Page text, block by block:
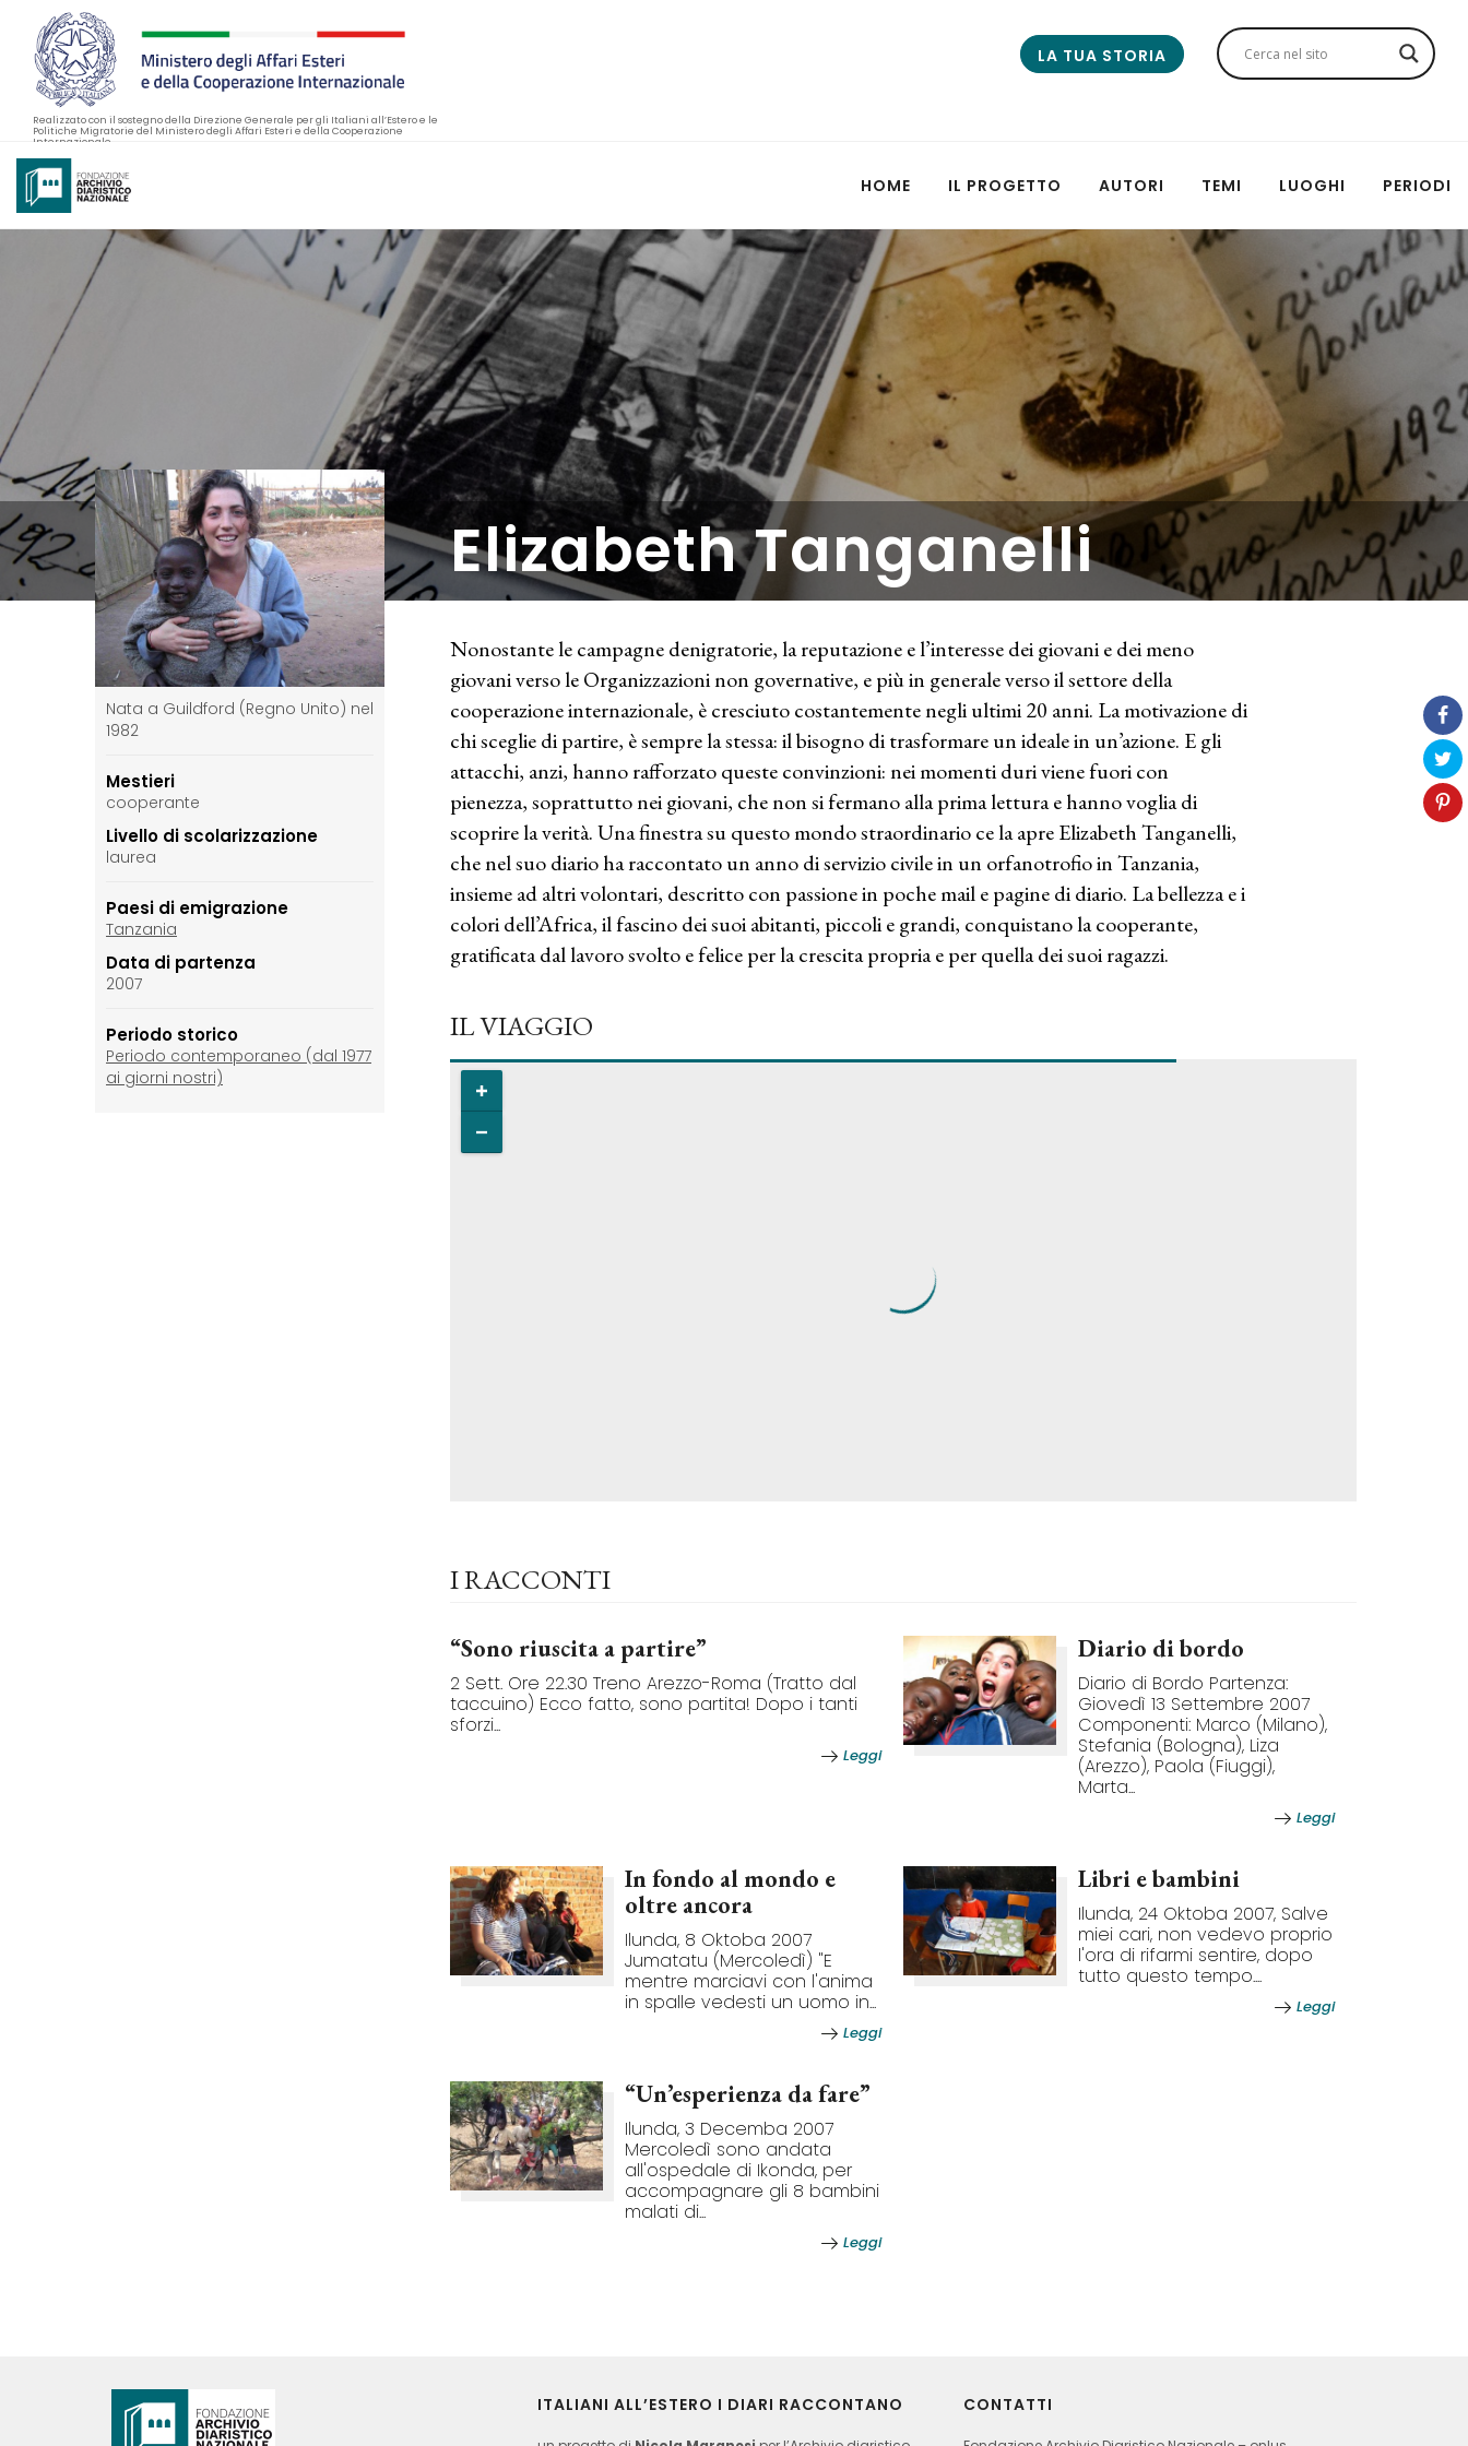
Realizzato con il sostegno della Direzione Generale per gli Italiani all’Estero e le
Politiche Migratorie del Ministero degli Affari Esteri e della Cooperazione
Internazionale
LA TUA STORIA
HOME IL PROGETTO AUTORI TEMI LUOGHI PERIODI
Elizabeth Tanganelli
Nata a Guildford (Regno Unito) nel
1982
Mestieri
cooperante
Livello di scolarizzazione
laurea
Paesi di emigrazione
Tanzania
Data di partenza
2007
Periodo storico
Periodo contemporaneo (dal 1977
ai giorni nostri)
Nonostante le campagne denigratorie, la reputazione e l’interesse dei giovani e dei meno
giovani verso le Organizzazioni non governative, e più in generale verso il settore della
cooperazione internazionale, è cresciuto costantemente negli ultimi 20 anni. La motivazione di
chi sceglie di partire, è sempre la stessa: il bisogno di trasformare un ideale in un’azione. E gli
attacchi, anzi, hanno rafforzato queste convinzioni: nei momenti duri viene fuori con
pienezza, soprattutto nei giovani, che non si fermano alla prima lettura e hanno voglia di
scoprire la verità. Una finestra su questo mondo straordinario ce la apre Elizabeth Tanganelli,
che nel suo diario ha raccontato un anno di servizio civile in un orfanotrofio in Tanzania,
insieme ad altri volontari, descritto con passione in poche mail e pagine di diario. La bellezza e i
colori dell’Africa, il fascino dei suoi abitanti, piccoli e grandi, conquistano la cooperante,
gratificata dal lavoro svolto e felice per la crescita propria e per quella dei suoi ragazzi.
IL VIAGGIO
I RACCONTI
“Sono riuscita a partire”
2 Sett. Ore 22.30 Treno Arezzo-Roma (Tratto dal
taccuino) Ecco fatto, sono partita! Dopo i tanti
sforzi...
Leggi
Diario di bordo
Diario di Bordo Partenza:
Giovedì 13 Settembre 2007
Componenti: Marco (Milano),
Stefania (Bologna), Liza
(Arezzo), Paola (Fiuggi),
Marta...
Leggi
In fondo al mondo e
oltre ancora
Ilunda, 8 Oktoba 2007
Jumatatu (Mercoledì) "E
mentre marciavi con l'anima
in spalle vedesti un uomo in...
Leggi
Libri e bambini
Ilunda, 24 Oktoba 2007, Salve
miei cari, non vedevo proprio
l'ora di rifarmi sentire, dopo
tutto questo tempo....
Leggi
“Un’esperienza da fare”
Ilunda, 3 Decemba 2007
Mercoledì sono andata
all'ospedale di Ikonda, per
accompagnare gli 8 bambini
malati di...
Leggi
ITALIANI ALL’ESTERO I DIARI RACCONTANO CONTATTI